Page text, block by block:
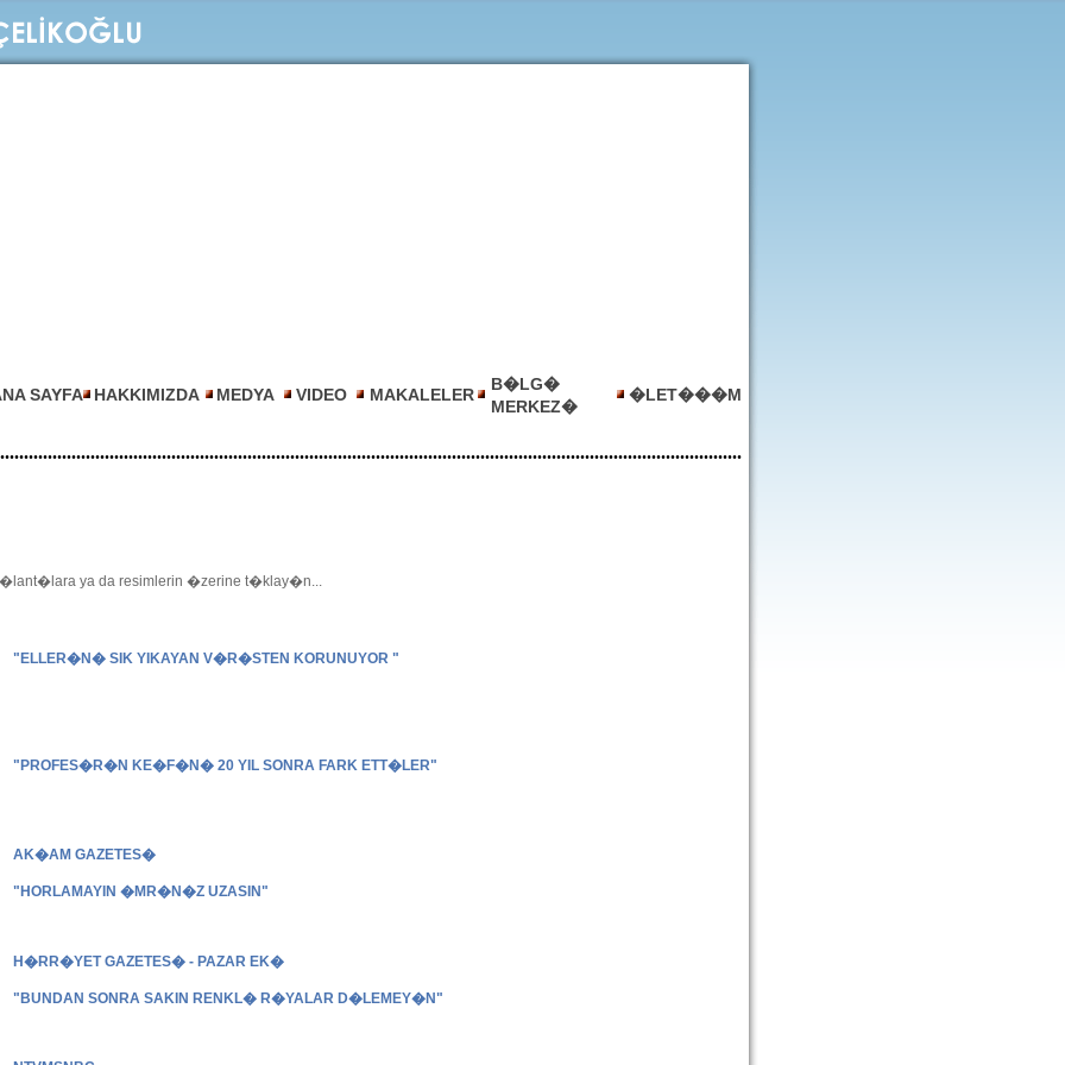
SAYFA HAKKIMIZDA MEDYA VIDEO MAKALELER
B�LG�
MERKEZ�
�LET���M
ya da resimlerin �zerine t�klay�n...
"ELLER�N� SIK YIKAYAN V�R�STEN KORUNUYOR "
"PROFES�R�N KE�F�N� 20 YIL SONRA FARK ETT�LER"
AK�AM GAZETES�
"HORLAMAYIN �MR�N�Z UZASIN"
H�RR�YET GAZETES� - PAZAR EK�
"BUNDAN SONRA SAKIN RENKL� R�YALAR D�LEMEY�N"